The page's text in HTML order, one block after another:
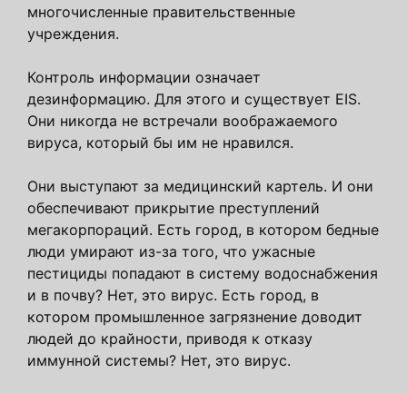
многочисленные правительственные
учреждения.
Контроль информации означает
дезинформацию. Для этого и существует EIS.
Они никогда не встречали воображаемого
вируса, который бы им не нравился.
Они выступают за медицинский картель. И они
обеспечивают прикрытие преступлений
мегакорпораций. Есть город, в котором бедные
люди умирают из-за того, что ужасные
пестициды попадают в систему водоснабжения
и в почву? Нет, это вирус. Есть город, в
котором промышленное загрязнение доводит
людей до крайности, приводя к отказу
иммунной системы? Нет, это вирус.